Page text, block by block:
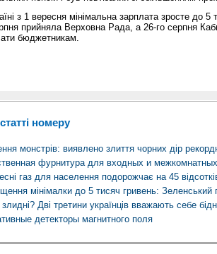
з 1 вересня мінімальна зарплата зросте до 5
прийняла Верховна Рада, а 26-го серпня
бюджетникам.
номеру
монстрів: виявлено злиття чорних дір
фурнитура для входных и
газ для населення подорожчає на 45
мінімалки до 5 тисяч гривень: Зеленський
злидні? Дві третини українців вважають себе
детекторы магнитного поля